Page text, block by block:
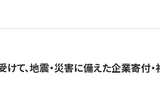
て、地震・災害に備えた企業寄付